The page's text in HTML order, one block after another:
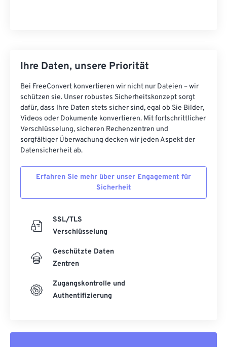
Ihre Daten, unsere Priorität
Bei FreeConvert konvertieren wir nicht nur Dateien – wir
schützen sie. Unser robustes Sicherheitskonzept sorgt
dafür, dass Ihre Daten stets sicher sind, egal ob Sie Bilder,
Videos oder Dokumente konvertieren. Mit fortschrittlicher
Verschlüsselung, sicheren Rechenzentren und
sorgfältiger Überwachung decken wir jeden Aspekt der
Datensicherheit ab.
Erfahren Sie mehr über unser Engagement für
Sicherheit
SSL/TLS
Verschlüsselung
Geschützte Daten
Zentren
Zugangskontrolle und
Authentifizierung